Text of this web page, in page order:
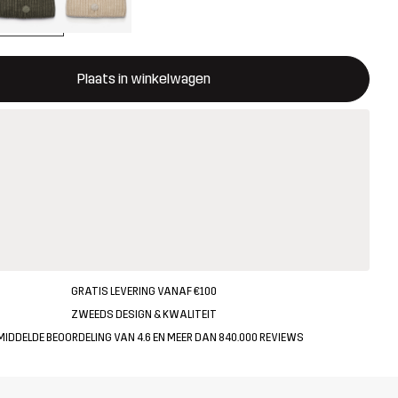
Plaats in winkelwagen
een modal met de bevestiging van een nieuw item in het
GRATIS LEVERING VANAF €100
ZWEEDS DESIGN & KWALITEIT
BEOORDELING VAN 4.6 EN MEER DAN 840.000 REVIEWS